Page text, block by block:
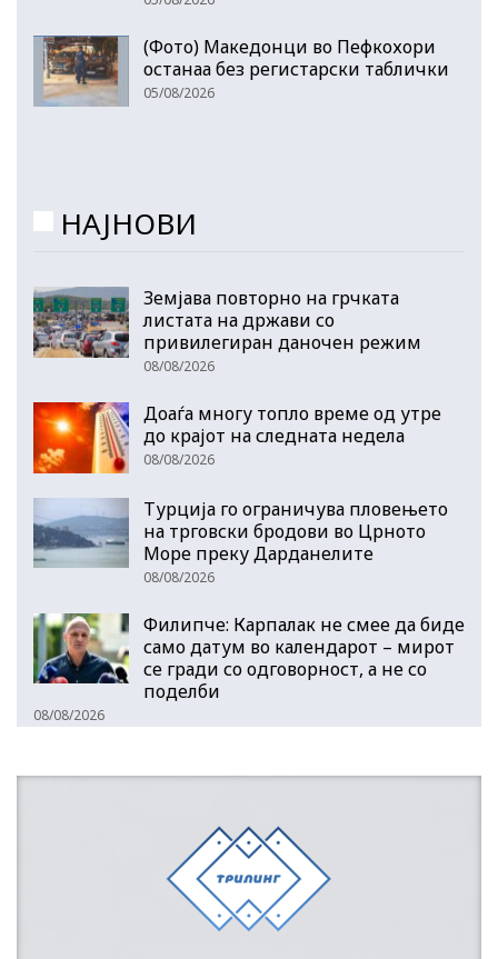
(Фото) Македонци во Пефкохори
останаа без регистарски таблички
05/08/2026
НАЈНОВИ
Земјава повторно на грчката
листата на држави со
привилегиран даночен режим
08/08/2026
Доаѓа многу топло време од утре
до крајот на следната недела
08/08/2026
Турција го ограничува пловењето
на трговски бродови во Црното
Море преку Дарданелите
08/08/2026
Филипче: Карпалак не смее да биде
само датум во календарот – мирот
се гради со одговорност, а не со
поделби
08/08/2026